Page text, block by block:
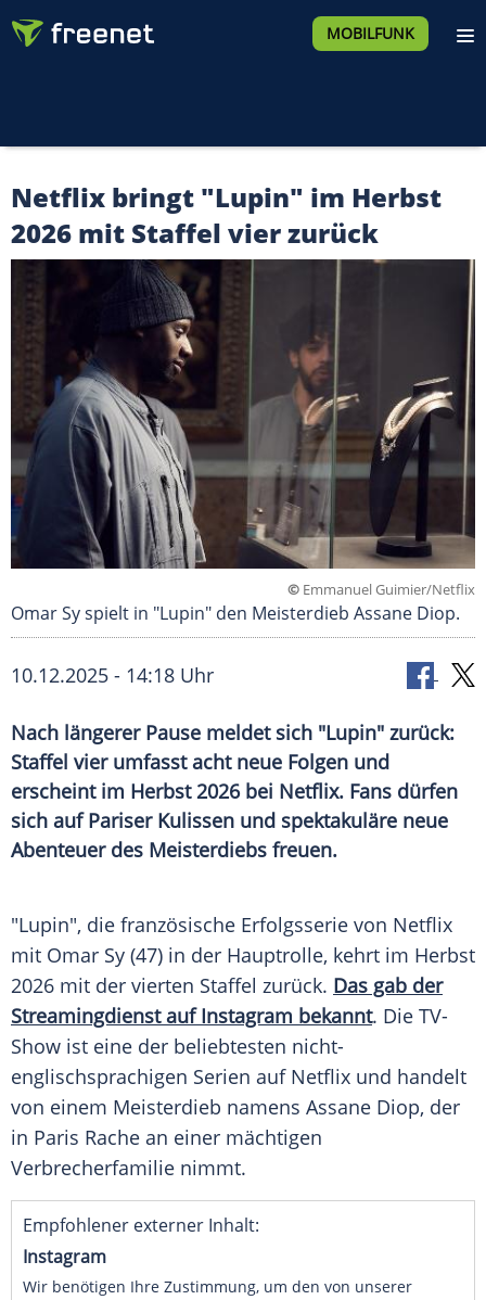
MOBILFUNK
Netflix bringt "Lupin" im Herbst
2026 mit Staffel vier zurück
© Emmanuel Guimier/Netflix
Omar Sy spielt in "Lupin" den Meisterdieb Assane Diop.
10.12.2025 - 14:18 Uhr
Nach längerer Pause meldet sich "Lupin" zurück:
Staffel vier umfasst acht neue Folgen und
erscheint im Herbst 2026 bei Netflix. Fans dürfen
sich auf Pariser Kulissen und spektakuläre neue
Abenteuer des Meisterdiebs freuen.
"Lupin", die französische Erfolgsserie von Netflix
mit Omar Sy (47) in der Hauptrolle, kehrt im Herbst
2026 mit der vierten Staffel zurück. Das gab der
Streamingdienst auf Instagram bekannt. Die TV-
Show ist eine der beliebtesten nicht-
englischsprachigen Serien auf Netflix und handelt
von einem Meisterdieb namens Assane Diop, der
in Paris Rache an einer mächtigen
Verbrecherfamilie nimmt.
Empfohlener externer Inhalt:
Instagram
Wir benötigen Ihre Zustimmung, um den von unserer